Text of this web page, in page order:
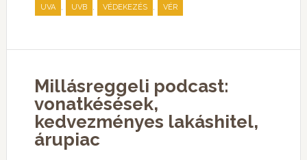
UVA , UVB , VÉDEKEZÉS , VÉR
Millásreggeli podcast:
vonatkésések,
kedvezményes lakáshitel,
árupiac